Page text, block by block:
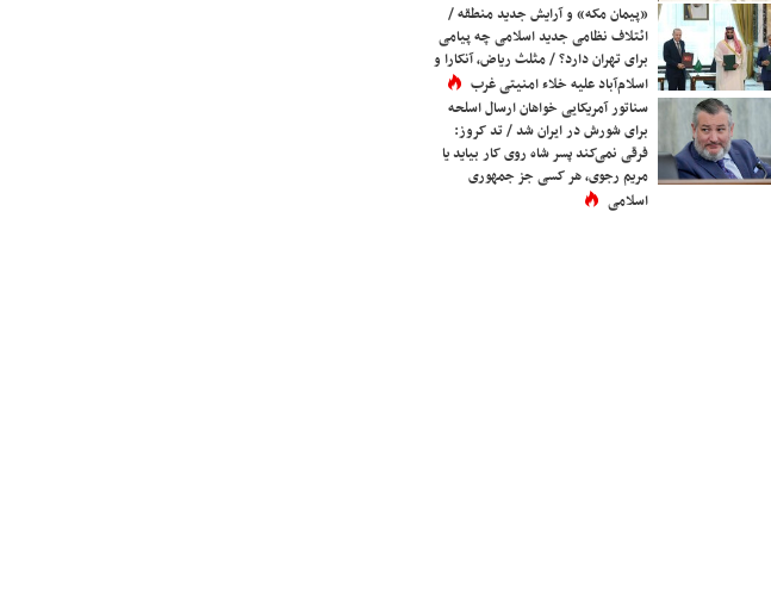
«پیمان مکه» و آرایش جدید منطقه /
ائتلاف نظامی جدید اسلامی چه پیامی
برای تهران دارد؟ / مثلث ریاض، آنکارا و
اسلام‌آباد علیه خلاء امنیتی غرب
سناتور آمریکایی خواهان ارسال اسلحه
برای شورش در ایران شد / تد کروز:
فرقی نمی‌کند پسر شاه روی کار بیاید یا
مریم رجوی، هر کسی جز جمهوری
اسلامی